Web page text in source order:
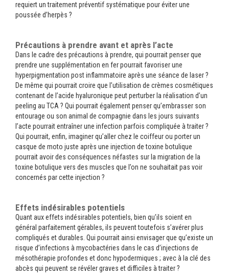
requiert un traitement préventif systématique pour éviter une
poussée d’herpès ?
Précautions à prendre avant et après l’acte
Dans le cadre des précautions à prendre, qui pourrait penser que
prendre une supplémentation en fer pourrait favoriser une
hyperpigmentation post inflammatoire après une séance de laser ?
De même qui pourrait croire que l’utilisation de crèmes cosmétiques
contenant de l’acide hyaluronique peut perturber la réalisation d’un
peeling au TCA ? Qui pourrait également penser qu’embrasser son
entourage ou son animal de compagnie dans les jours suivants
l’acte pourrait entraîner une infection parfois compliquée à traiter ?
Qui pourrait, enfin, imaginer qu’aller chez le coiffeur ou porter un
casque de moto juste après une injection de toxine botulique
pourrait avoir des conséquences néfastes sur la migration de la
toxine botulique vers des muscles que l’on ne souhaitait pas voir
concernés par cette injection ?
Effets indésirables potentiels
Quant aux effets indésirables potentiels, bien qu’ils soient en
général parfaitement gérables, ils peuvent toutefois s’avérer plus
compliqués et durables. Qui pourrait ainsi envisager que qu’existe un
risque d’infections à mycobactéries dans le cas d’injections de
mésothérapie profondes et donc hypodermiques ; avec à la clé des
abcès qui peuvent se révéler graves et difficiles à traiter ?